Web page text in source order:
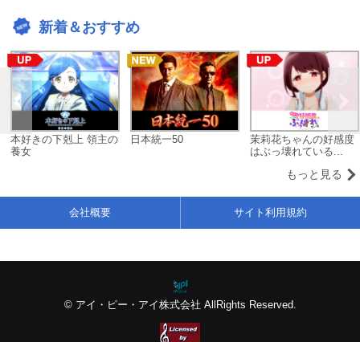
新着＆おすすめ
本好きの下剋上 領主の
養女
日本統一50
茉莉花ちゃんの好感度
はぶっ壊れている...
もっと見る
© アイ・ピー・アイ株式会社 AllRights Reserved.
会社概要 サイト利用規約